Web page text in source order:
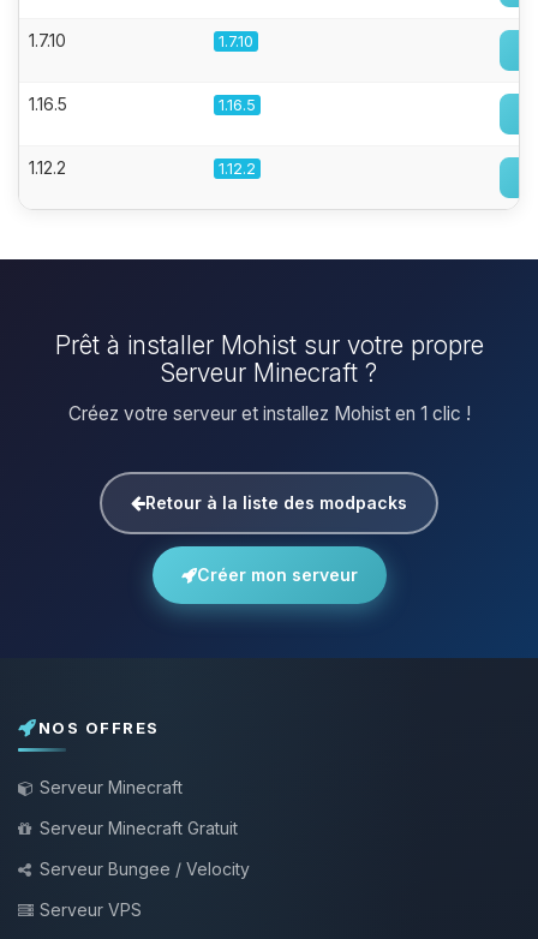
1.7.10 1.7.10
1.16.5 1.16.5
1.12.2 1.12.2
Prêt à installer Mohist sur votre propre
Serveur Minecraft ?
Créez votre serveur et installez Mohist en 1 clic !
Retour à la liste des modpacks
Créer mon serveur
NOS OFFRES
Serveur Minecraft
Serveur Minecraft Gratuit
Serveur Bungee / Velocity
Serveur VPS